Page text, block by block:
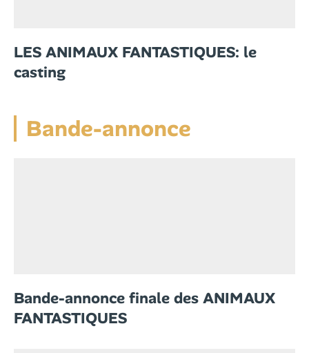
LES ANIMAUX FANTASTIQUES: le
casting
Bande-annonce
Bande-annonce finale des ANIMAUX
FANTASTIQUES